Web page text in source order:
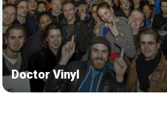
Doctor Vinyl